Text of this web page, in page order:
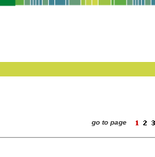
go to page